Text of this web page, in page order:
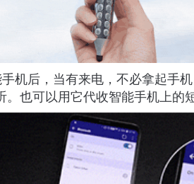
机后，当有来电，不必拿起手
。也可以用它代收智能手机上的